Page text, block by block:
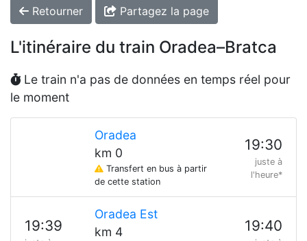
Retourner Partagez la page
L'itinéraire du train Oradea–Bratca
Le train n'a pas de données en temps réel pour
le moment
Oradea
km 0
Transfert en bus à partir
de cette station
19:30
juste à
l'heure*
19:39
Oradea Est
km 4
19:40